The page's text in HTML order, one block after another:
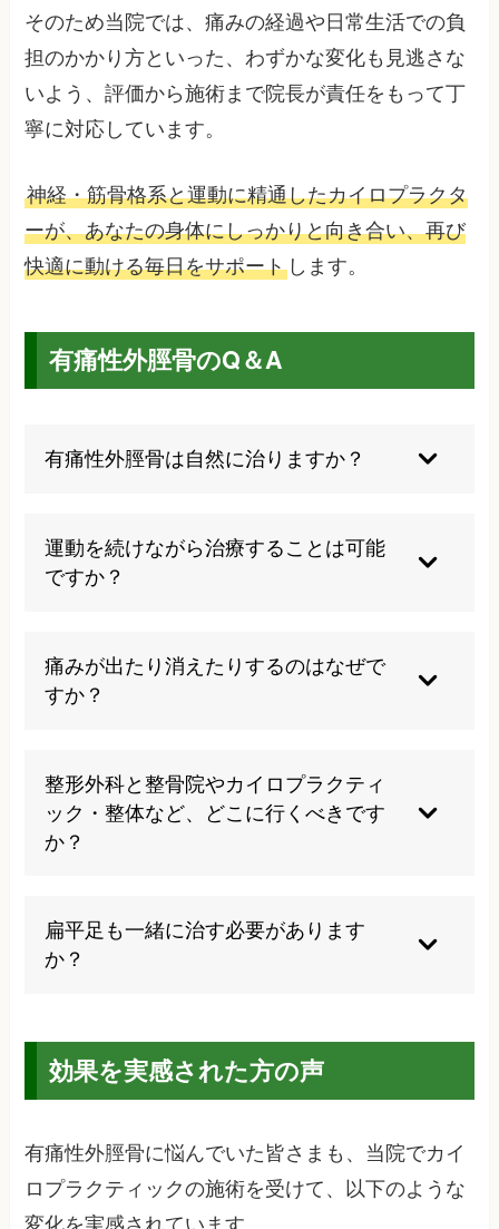
そのため当院では、痛みの経過や日常生活での負
担のかかり方といった、わずかな変化も見逃さな
いよう、評価から施術まで院長が責任をもって丁
寧に対応しています。
神経・筋骨格系と運動に精通したカイロプラクタ
ーが、あなたの身体にしっかりと向き合い、再び
快適に動ける毎日をサポート します。
有痛性外脛骨のQ＆A
有痛性外脛骨は自然に治りますか？
停止する頃に自然治癒することがあります 。ただ
し、適切な管理なしに運動を続けると慢性化する
リスクもあります。
運動を続けながら治療することは可能
ですか？
ら、運動強度を調整することで継続可能な場合が
あります。ただし、強い痛みや腫れがある急性期
には安静が必要です。
痛みが出たり消えたりするのはなぜで
すか？
するため、痛みが増減します。運動後には炎症が
強まり、安静にすると落ち着きますが、この繰り
返しが慢性化の原因となります。
整形外科と整骨院やカイロプラクティ
ック・整体など、どこに行くべきです
か？
めします。レントゲンで外脛骨の状態を確認後、
症状に応じて専門的な施術を受けられる場所を利
扁平足も一緒に治す必要があります
か？
足のアーチを改善することで外脛骨への負担が軽
減され、再発予防にも効果的です。
効果を実感された方の声
有痛性外脛骨に悩んでいた皆さまも、当院でカイ
ロプラクティックの施術を受けて、以下のような
変化を実感されています。